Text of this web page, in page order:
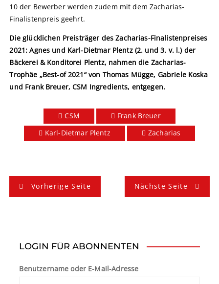
10 der Bewerber werden zudem mit dem Zacharias-
Finalistenpreis geehrt.
Die glücklichen Preisträger des Zacharias-Finalistenpreises
2021: Agnes und Karl-Dietmar Plentz (2. und 3. v. l.) der
Bäckerei & Konditorei Plentz, nahmen die Zacharias-
Trophäe „Best-of 2021“ von Thomas Mügge, Gabriele Koska
und Frank Breuer, CSM Ingredients, entgegen.
CSM
Frank Breuer
Karl-Dietmar Plentz
Zacharias
B
e
Vorherige Seite Nächste Seite
LOGIN FÜR ABONNENTEN
Benutzername oder E-Mail-Adresse